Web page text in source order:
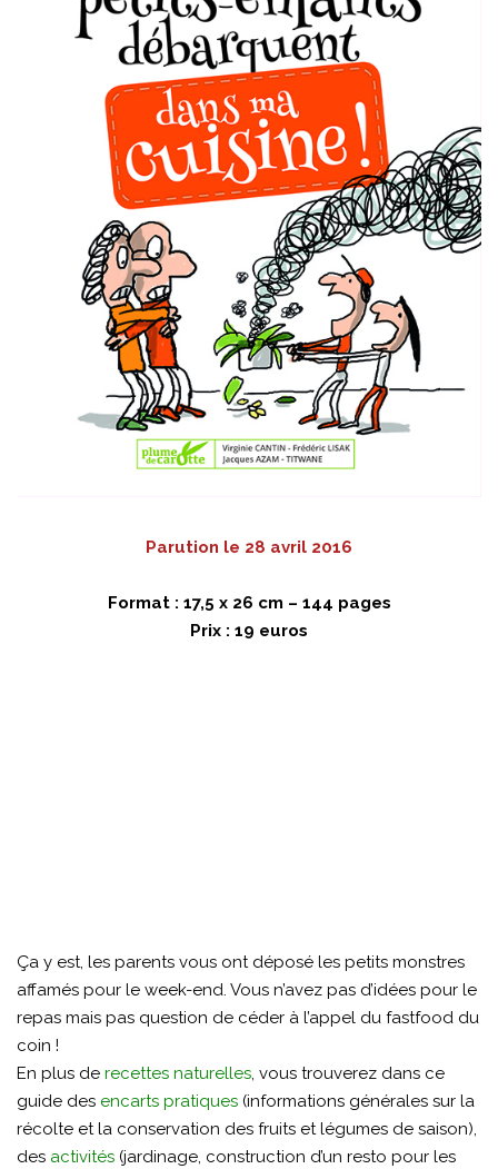
Parution le 28 avril 2016
Format : 17,5 x 26 cm – 144 pages
Prix : 19 euros
Ça y est, les parents vous ont déposé les petits monstres
affamés pour le week-end. Vous n’avez pas d’idées pour le
repas mais pas question de céder à l’appel du fastfood du
coin !
En plus de recettes naturelles, vous trouverez dans ce
guide des encarts pratiques (informations générales sur la
récolte et la conservation des fruits et légumes de saison),
des activités (jardinage, construction d’un resto pour les